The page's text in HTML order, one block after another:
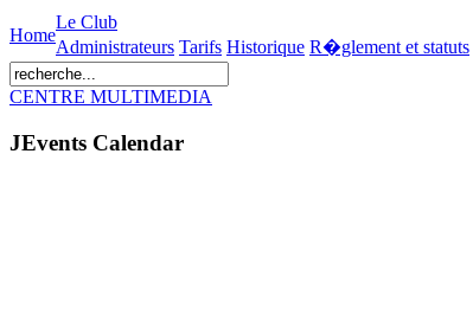
Home
Le Club
Administrateurs Tarifs Historique R�glement et statuts
CENTRE MULTIMEDIA
JEvents Calendar